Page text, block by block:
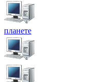
планете